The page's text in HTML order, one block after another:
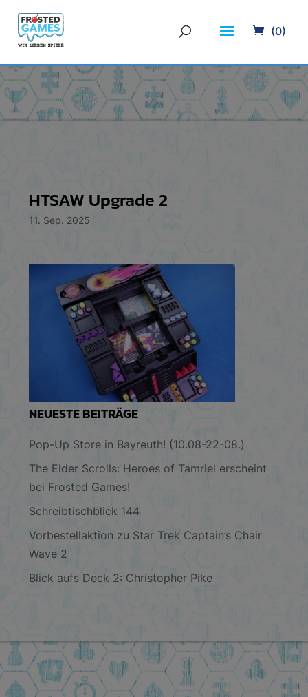
(0)
HTSAW Upgrade 2
11. Sep. 2025
NEUESTE BEITRÄGE
Pop-Up Store in Bayreuth! (10.08-22-08.)
The Elder Scrolls: Heroes of Tamriel erscheint
bei Frosted Games!
Schreibtischblick 144
Vorbestellaktion zu Star Trek Captain’s Chair
Wave 2
Blick aufs Deck 2: Christopher Pike